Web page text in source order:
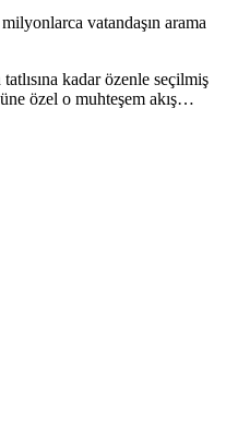
vatandaşın arama
kadar özenle seçilmiş
özel o muhteşem akış…